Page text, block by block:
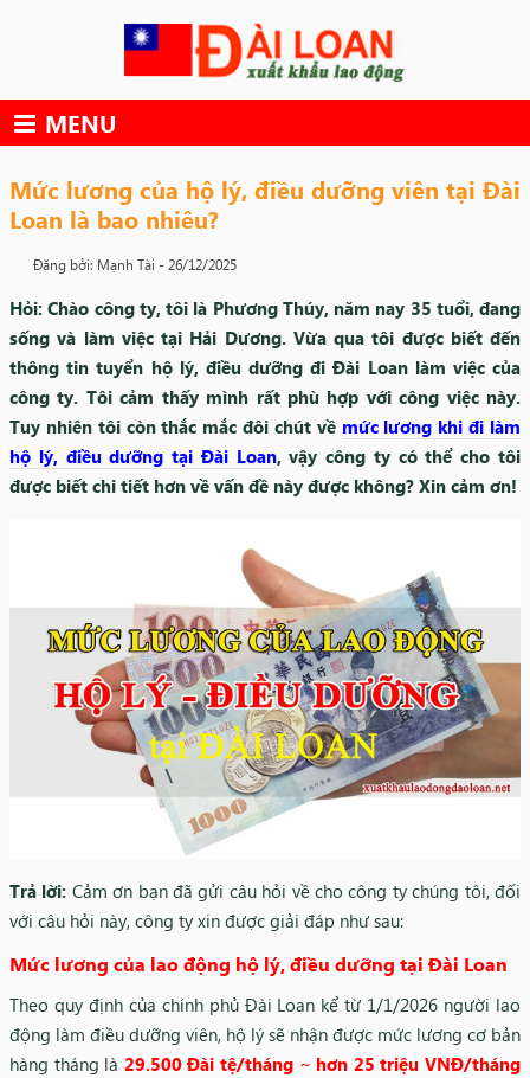
MENU
Mức lương của hộ lý, điều dưỡng viên tại Đài
Loan là bao nhiêu?
Đăng bởi: Mạnh Tài - 26/12/2025
Hỏi: Chào công ty, tôi là Phương Thúy, năm nay 35 tuổi, đang
sống và làm việc tại Hải Dương. Vừa qua tôi được biết đến
thông tin tuyển hộ lý, điều dưỡng đi Đài Loan làm việc của
công ty. Tôi cảm thấy mình rất phù hợp với công việc này.
Tuy nhiên tôi còn thắc mắc đôi chút về mức lương khi đi làm
hộ lý, điều dưỡng tại Đài Loan, vậy công ty có thể cho tôi
được biết chi tiết hơn về vấn đề này được không? Xin cảm ơn!
Trả lời: Cảm ơn bạn đã gửi câu hỏi về cho công ty chúng tôi, đối
với câu hỏi này, công ty xin được giải đáp như sau:
Mức lương của lao động hộ lý, điều dưỡng tại Đài Loan
Theo quy định của chính phủ Đài Loan kể từ 1/1/2026 người lao
động làm điều dưỡng viên, hộ lý sẽ nhận được mức lương cơ bản
hàng tháng là 29.500 Đài tệ/tháng ~ hơn 25 triệu VNĐ/tháng